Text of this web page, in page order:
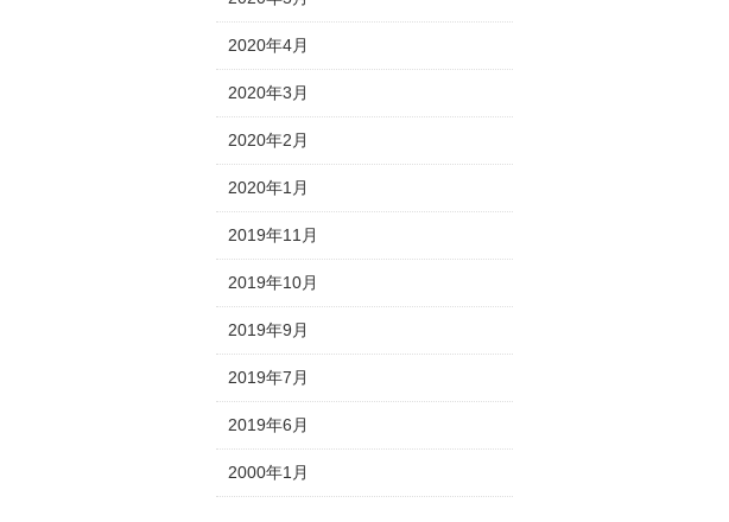
2020年4月
2020年3月
2020年2月
2020年1月
2019年11月
2019年10月
2019年9月
2019年7月
2019年6月
2000年1月